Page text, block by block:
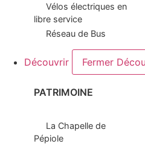
Vélos électriques en
libre service
Réseau de Bus
Découvrir Fermer
PATRIMOINE
La Chapelle de
Pépiole